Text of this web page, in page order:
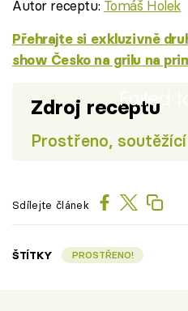
Autor receptu: Tomáš Holek
Přehrajte si exkluzivně
show Česko na grilu na
Failed
Zdroj receptu
Prostřeno, soutěžící
Sdílejte článek
ŠTÍTKY PROSTŘENO!